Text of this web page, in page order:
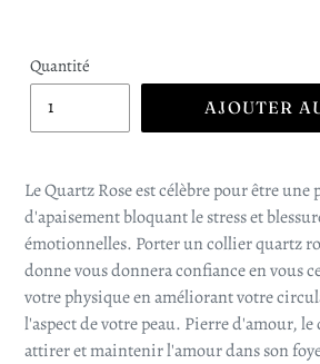
Quantité
AJOUTER
Le Quartz Rose est célèbre pour être
d'apaisement bloquant le stress et
émotionnelles. Porter un collier quartz
donne vous donnera confiance en vous
votre physique en améliorant votre
l'aspect de votre peau. Pierre d'amour, le
attirer et maintenir l'amour dans son